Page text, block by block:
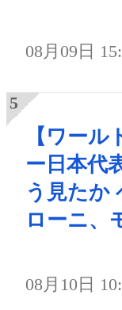
08月09日
【ワー
ー日本代
う見たか
ローニ、
08月10日